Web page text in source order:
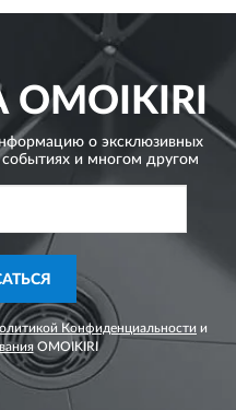
OMOIKIRI
о эксклюзивных
событиях и многом другом
Конфиденциальности и
OMOIKIRI